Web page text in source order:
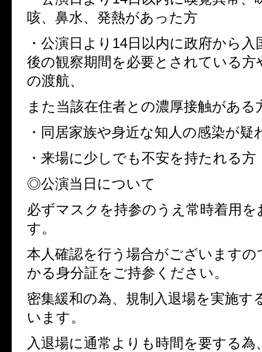
咳、鼻水、発熱があった方
・公演日より14日以内に政府から入
後の観察期間を必要とされている方
の渡航、
また当該在住者との濃厚接触があ
・同居家族や身近な知人の感染が疑
・来場に少しでも不安を持たれる方
◎公演当日について
必ずマスクを持参のうえ常時着用を
す。
本人確認を行う場合がございますの
かる身分証をご持参ください。
密集緩和の為、規制入退場を実施す
います。
入退場に通常よりも時間を要する為